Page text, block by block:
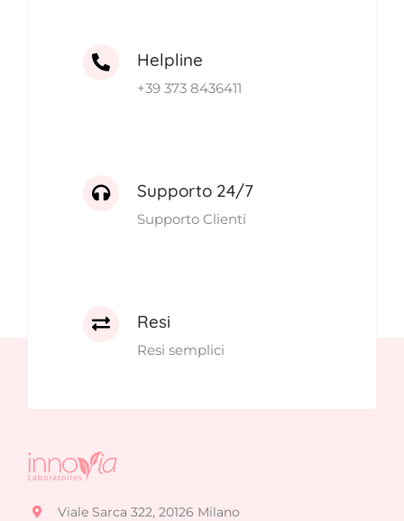
Helpline
+39 373 8436411
Supporto 24/7
Supporto Clienti
Resi
Resi semplici
Viale Sarca 322, 20126 Milano